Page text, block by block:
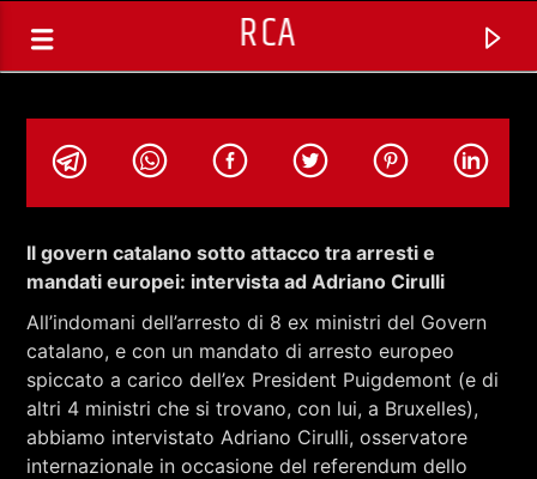
RCA
Il govern catalano sotto attacco tra arresti e
mandati europei: intervista ad Adriano Cirulli
All’indomani dell’arresto di 8 ex ministri del Govern
catalano, e con un mandato di arresto europeo
spiccato a carico dell’ex President Puigdemont (e di
altri 4 ministri che si trovano, con lui, a Bruxelles),
abbiamo intervistato Adriano Cirulli, osservatore
internazionale in occasione del referendum dello